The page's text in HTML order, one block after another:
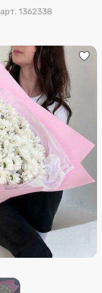
арт. 1362338